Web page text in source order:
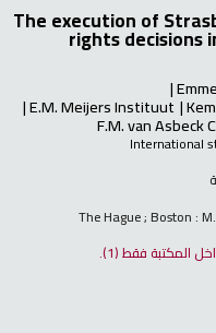
The execution of
rights decisions
E.M. Meijers Instituut
F.M. van Asbeck
International
The Hague ; Boston :
المكتبة فقط(1).